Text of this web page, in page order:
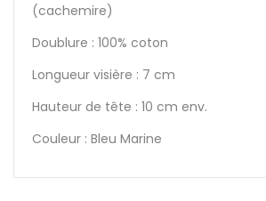
(cachemire)
Doublure : 100% coton
Longueur visière : 7 cm
Hauteur de tête : 10 cm env.
Couleur : Bleu Marine